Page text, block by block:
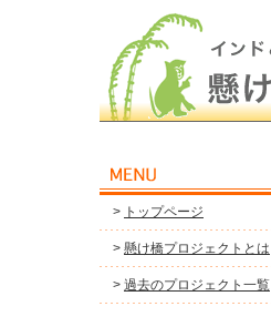
> トップページ
> 懸け橋プロジェクトとは
> 過去のプロジェクト一覧